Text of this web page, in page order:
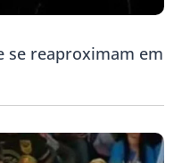
se reaproximam em